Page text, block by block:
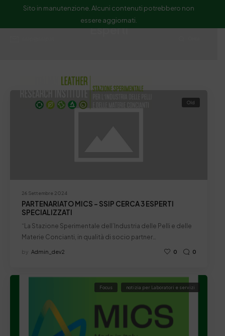
Sito in manutenzione. Alcuni contenuti potrebbero non
essere aggiornati.
Esperti
26 Settembre 2024
Old
PARTENARIATO MICS – SSIP CERCA 3 ESPERTI
SPECIALIZZATI
“La Stazione Sperimentale dell’Industria delle Pelli e delle
Materie Concianti, in qualità di socio partner…
by Admin_dev2 0 0
Focus notizia per Laboratori e servizi